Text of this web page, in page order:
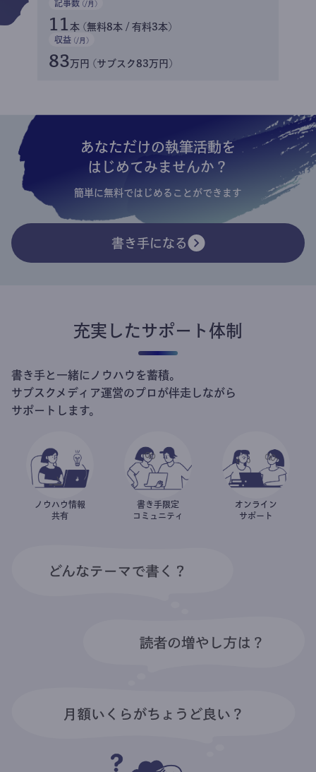
記事数 (/月)
11 本 (無料8本 / 有料3本)
収益 (/月)
83万円 (サブスク83万円)
あなただけの執筆活動を
はじめてみませんか？
簡単に無料ではじめることができます
書き手になる
充実したサポート体制
書き手と一緒にノウハウを蓄積。
サブスクメディア運営のプロが伴走しながら
サポートします。
ノウハウ情報
共有
書き手限定
コミュニティ
オンライン
サポート